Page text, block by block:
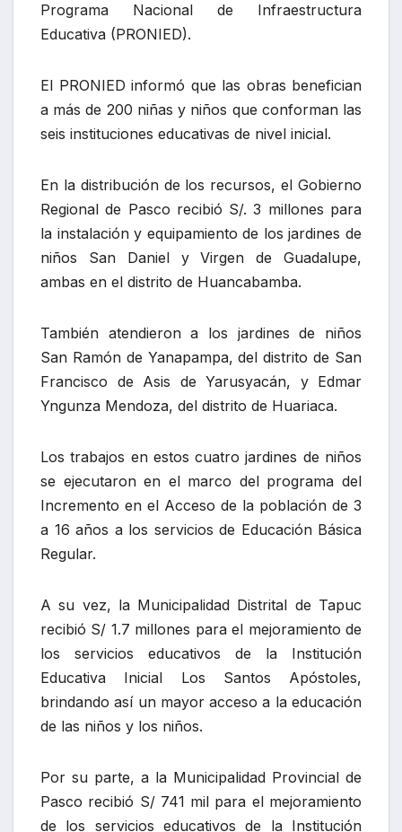
Programa Nacional de Infraestructura
Educativa (PRONIED).
El PRONIED informó que las obras benefician
a más de 200 niñas y niños que conforman las
seis instituciones educativas de nivel inicial.
En la distribución de los recursos, el Gobierno
Regional de Pasco recibió S/. 3 millones para
la instalación y equipamiento de los jardines de
niños San Daniel y Virgen de Guadalupe,
ambas en el distrito de Huancabamba.
También atendieron a los jardines de niños
San Ramón de Yanapampa, del distrito de San
Francisco de Asis de Yarusyacán, y Edmar
Yngunza Mendoza, del distrito de Huariaca.
Los trabajos en estos cuatro jardines de niños
se ejecutaron en el marco del programa del
Incremento en el Acceso de la población de 3
a 16 años a los servicios de Educación Básica
Regular.
A su vez, la Municipalidad Distrital de Tapuc
recibió S/ 1.7 millones para el mejoramiento de
los servicios educativos de la Institución
Educativa Inicial Los Santos Apóstoles,
brindando así un mayor acceso a la educación
de las niños y los niños.
Por su parte, a la Municipalidad Provincial de
Pasco recibió S/ 741 mil para el mejoramiento
de los servicios educativos de la Institución